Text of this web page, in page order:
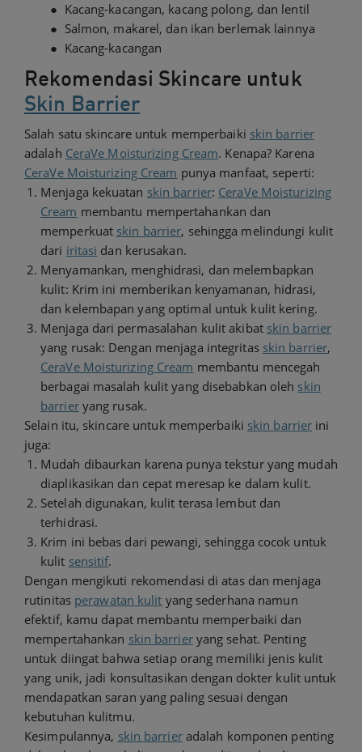
● Kacang-kacangan, kacang polong, dan lentil
● Salmon, makarel, dan ikan berlemak lainnya
● Kacang-kacangan
Rekomendasi Skincare untuk
Skin Barrier
Salah satu skincare untuk memperbaiki skin barrier
adalah CeraVe Moisturizing Cream. Kenapa? Karena
CeraVe Moisturizing Cream punya manfaat, seperti:
Menjaga kekuatan skin barrier: CeraVe Moisturizing
Cream membantu mempertahankan dan
memperkuat skin barrier, sehingga melindungi kulit
dari iritasi dan kerusakan.
Menyamankan, menghidrasi, dan melembapkan
kulit: Krim ini memberikan kenyamanan, hidrasi,
dan kelembapan yang optimal untuk kulit kering.
Menjaga dari permasalahan kulit akibat skin barrier
yang rusak: Dengan menjaga integritas skin barrier,
CeraVe Moisturizing Cream membantu mencegah
berbagai masalah kulit yang disebabkan oleh skin
barrieryang rusak.
Selain itu, skincare untuk memperbaiki skin barrier ini
juga:
Mudah dibaurkan karena punya tekstur yang mudah
diaplikasikan dan cepat meresap ke dalam kulit.
Setelah digunakan, kulit terasa lembut dan
terhidrasi.
Krim ini bebas dari pewangi, sehingga cocok untuk
kulit sensitif.
Dengan mengikuti rekomendasi di atas dan menjaga
rutinitas perawatan kulit yang sederhana namun
efektif, kamu dapat membantu memperbaiki dan
mempertahankan skin barrieryang sehat. Penting
untuk diingat bahwa setiap orang memiliki jenis kulit
yang unik, jadi konsultasikan dengan dokter kulit untuk
mendapatkan saran yang paling sesuai dengan
kebutuhan kulitmu.
Kesimpulannya, skin barrieradalah komponen penting